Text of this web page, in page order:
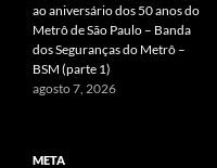
ao aniversário dos 50 anos do
Metrô de São Paulo – Banda
dos Seguranças do Metrô –
BSM (parte 1)
agosto 7, 2026
META